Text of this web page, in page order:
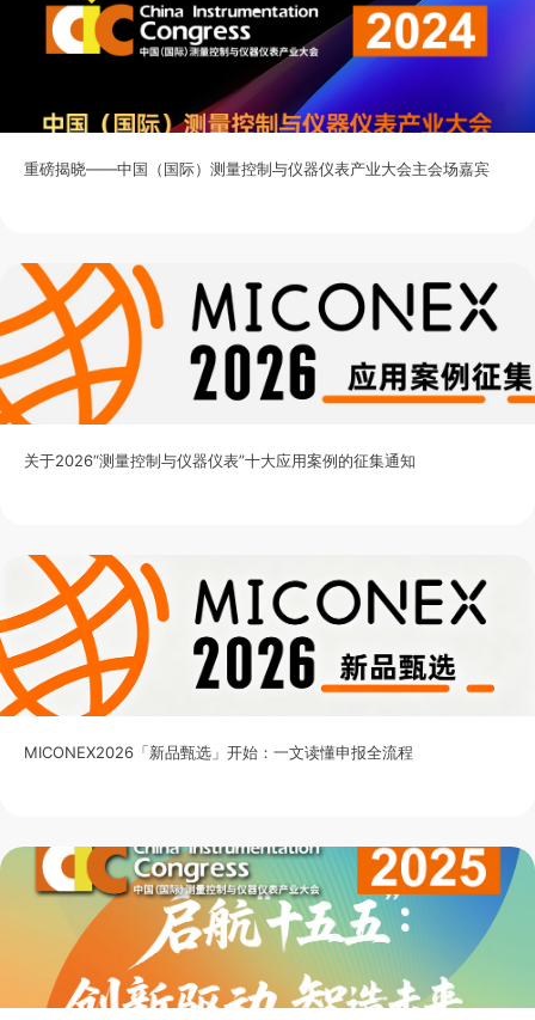
重磅揭晓——中国（国际）测量控制与仪器仪表产业大会主会场嘉宾
关于2026“测量控制与仪器仪表”十大应用案例的征集通知
MICONEX2026「新品甄选」开始：一文读懂申报全流程